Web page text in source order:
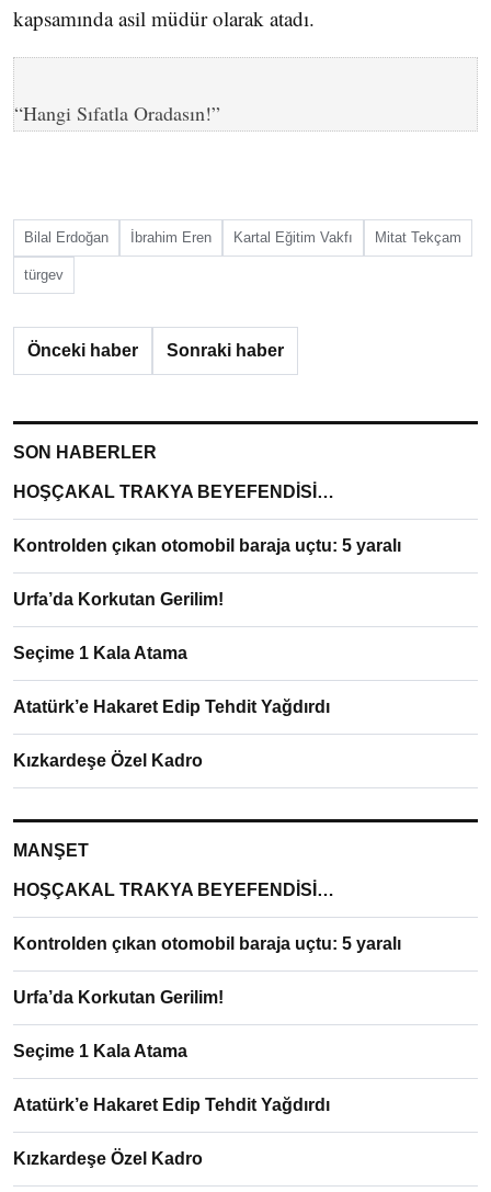
kapsamında asil müdür olarak atadı.
“Hangi Sıfatla Oradasın!”
Bilal Erdoğan İbrahim Eren Kartal Eğitim Vakfı Mitat Tekçam
türgev
Önceki haber Sonraki haber
SON HABERLER
HOŞÇAKAL TRAKYA BEYEFENDİSİ…
Kontrolden çıkan otomobil baraja uçtu: 5 yaralı
Urfa’da Korkutan Gerilim!
Seçime 1 Kala Atama
Atatürk’e Hakaret Edip Tehdit Yağdırdı
Kızkardeşe Özel Kadro
MANŞET
HOŞÇAKAL TRAKYA BEYEFENDİSİ…
Kontrolden çıkan otomobil baraja uçtu: 5 yaralı
Urfa’da Korkutan Gerilim!
Seçime 1 Kala Atama
Atatürk’e Hakaret Edip Tehdit Yağdırdı
Kızkardeşe Özel Kadro